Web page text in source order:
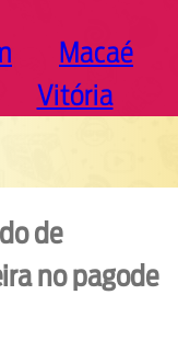
Macaé
Vitória
de
no pagode